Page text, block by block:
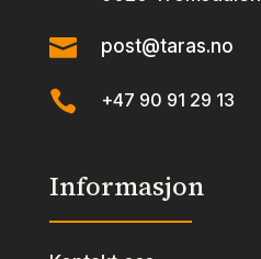
 post@taras.no
 +47 90 91 29 13
Informasjon